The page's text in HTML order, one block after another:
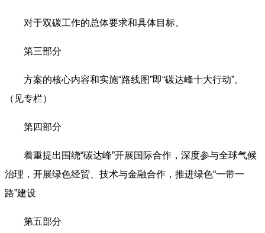
对于双碳工作的总体要求和具体目标。
第三部分
方案的核心内容和实施“路线图”即“碳达峰十大行动”。
（见专栏）
第四部分
着重提出围绕“碳达峰”开展国际合作，深度参与全球气候
治理，开展绿色经贸、技术与金融合作，推进绿色“一带一
路”建设
第五部分